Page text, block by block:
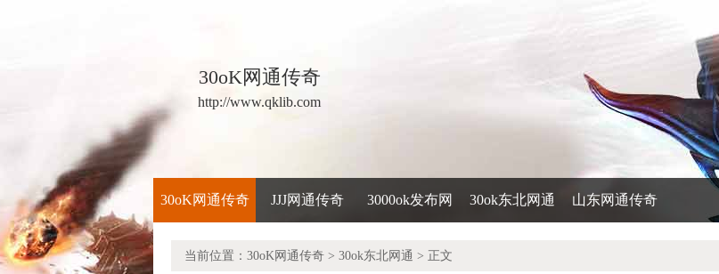
30oK网通传奇
http://www.qklib.com
30oK网通传奇 JJJ网通传奇 3000ok发布网 30ok东北网通 山东网通传奇
当前位置： 30oK网通传奇 > 30ok东北网通 > 正文